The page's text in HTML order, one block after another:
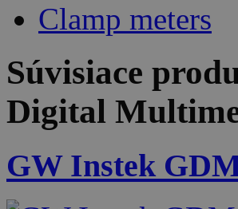
Clamp meters
Súvisiace
Digital
GW Instek